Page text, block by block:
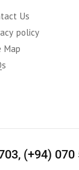
Us
policy
Map
(+94) 070